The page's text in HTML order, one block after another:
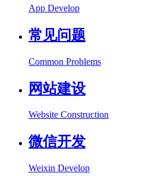
App Develop
常见问题
Common Problems
网站建设
Website Construction
微信开发
Weixin Develop